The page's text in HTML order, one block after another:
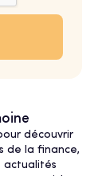
découvrir
de la finance,
actualités